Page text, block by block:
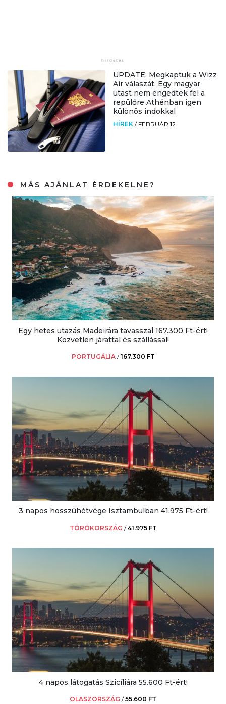
UPDATE: Megkaptuk a Wizz
Air válaszát. Egy magyar
utast nem engedtek fel a
repülőre Athénban igen
különös indokkal
HÍREK / FEBRUÁR 12.
MÁS AJÁNLAT ÉRDEKELNE?
Egy hetes utazás Madeirára tavasszal 167.300 Ft-ért!
Közvetlen járattal és szállással!
PORTUGÁLIA /167.300 FT
3 napos hosszúhétvége Isztambulban 41.975 Ft-ért!
TÖRÖKORSZÁG /41.975 FT
4 napos látogatás Szicíliára 55.600 Ft-ért!
OLASZORSZÁG /55.600 FT